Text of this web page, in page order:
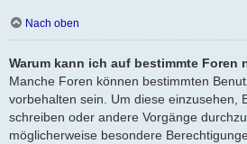
Nach oben
Warum kann ich auf bestimmte Foren
Manche Foren können bestimmten
vorbehalten sein. Um diese einzusehen,
schreiben oder andere Vorgänge
möglicherweise besondere